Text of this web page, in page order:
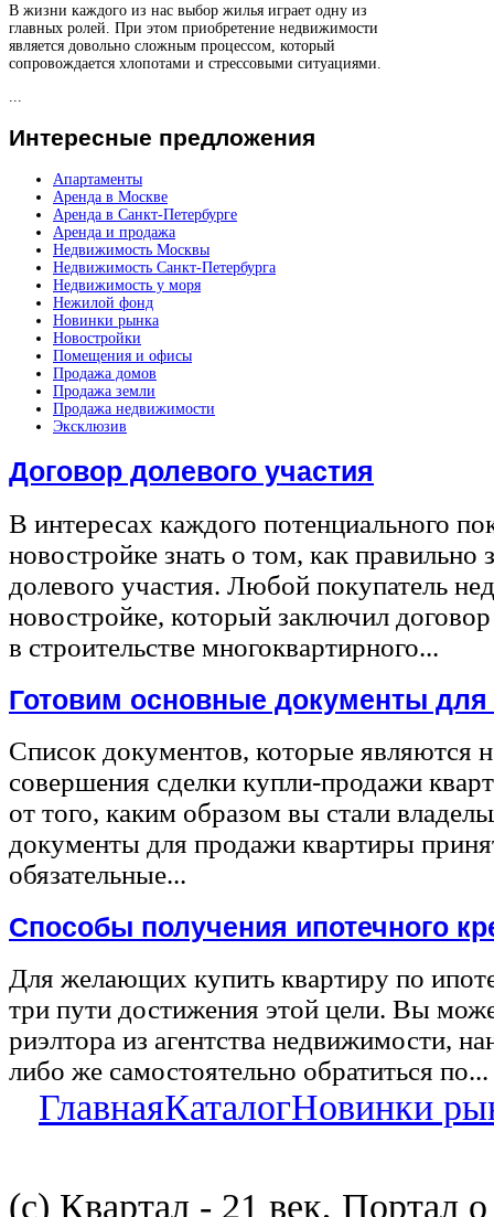
В жизни каждого из нас выбор жилья играет одну из
главных ролей. При этом приобретение недвижимости
является довольно сложным процессом, который
сопровождается хлопотами и стрессовыми ситуациями.
Интересные предложения
Апартаменты
Аренда в Москве
Аренда в Санкт-Петербурге
Аренда и продажа
Недвижимость Москвы
Недвижимость Санкт-Петербурга
Недвижимость у моря
Нежилой фонд
Новинки рынка
Новостройки
Помещения и офисы
Продажа домов
Продажа земли
Продажа недвижимости
Эксклюзив
Договор долевого участия
В интересах каждого потенциального
новостройке знать о том, как правильно
долевого участия. Любой покупатель
новостройке, который заключил
в строительстве многоквартирного...
Готовим основные документы
Список документов, которые являются
совершения сделки купли-продажи
от того, каким образом вы стали
документы для продажи квартиры
обязательные...
Способы получения ипотечного
Для желающих купить квартиру по
три пути достижения этой цели. Вы
риэлтора из агентства недвижимости,
либо же самостоятельно обратиться по...
ГлавнаяКаталогНовинки
(с) Квартал - 21 век, Портал